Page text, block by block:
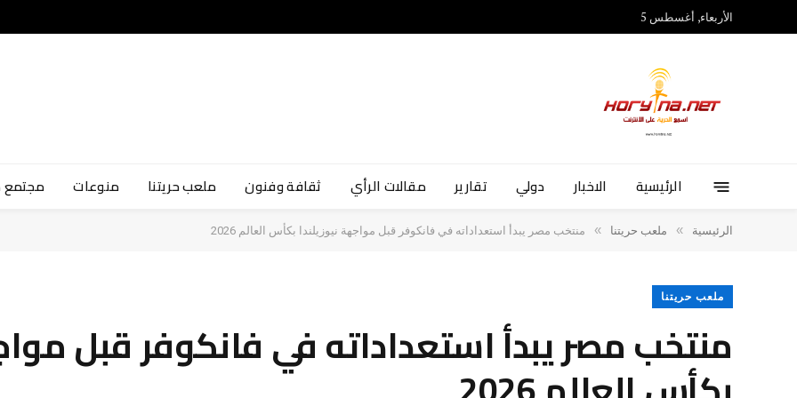
الأربعاء, أغسطس 5
الرئيسية الاخبار دولي تقارير مقالات الرأي ثقافة وفنون ملعب حريتنا منوعات
الرئيسية » ملعب حريتنا » منتخب مصر يبدأ استعداداته في فانكوفر قبل مواجهة نيوزيلندا بكأس العالم 2026
ملعب حريتنا
منتخب مصر يبدأ استعداداته في فانكوفر قبل